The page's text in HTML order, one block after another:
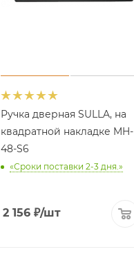
Ручка дверная SULLA, на
квадратной накладке MH-
48-S6
«Сроки поставки 2-3 дня.»
2 156 ₽/шт